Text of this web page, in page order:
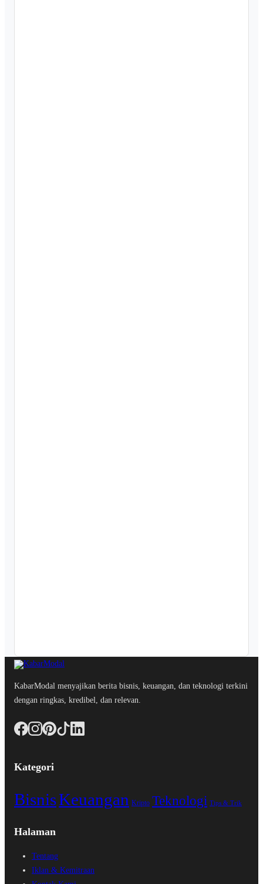
KabarModal menyajikan berita bisnis, keuangan, dan teknologi terkini
dengan ringkas, kredibel, dan relevan.
Kategori
BisnisKeuangan Kripto Teknologi Tips & Trik
Halaman
Tentang
Iklan & Kemitraan